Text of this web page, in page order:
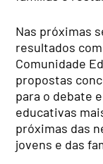
Nas próximas
resultados
Comunidade
propostas
para o debate
educativas
próximas das
jovens e das